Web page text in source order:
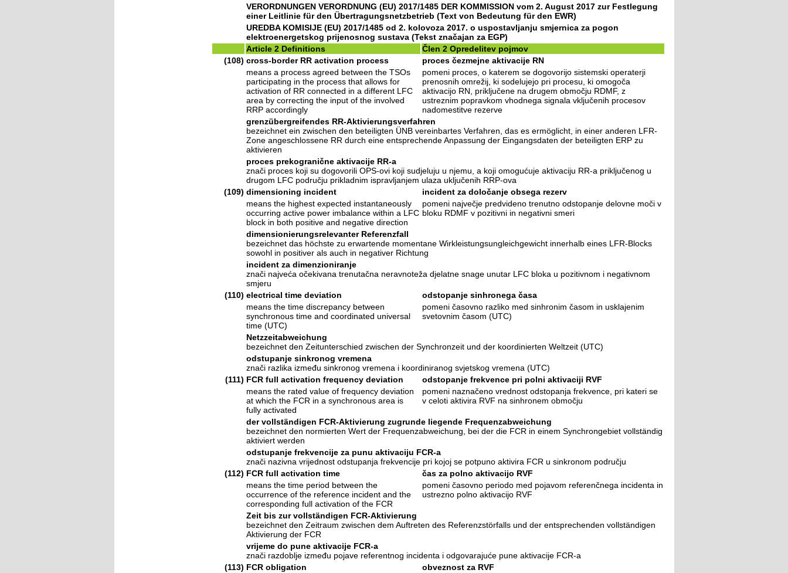
VERORDNUNGEN VERORDNUNG (EU) 2017/1485 DER KOMMISSION vom 2. August 2017 zur Festlegung
einer Leitlinie für den Übertragungsnetzbetrieb (Text von Bedeutung für den EWR)
UREDBA KOMISIJE (EU) 2017/1485 od 2. kolovoza 2017. o uspostavljanju smjernica za pogon
elektroenergetskog prijenosnog sustava (Tekst značajan za EGP)
Article 2 Definitions
Člen 2 Opredelitev pojmov
(108) cross-border RR activation process
proces čezmejne aktivacije RN
means a process agreed between the TSOs
participating in the process that allows for
activation of RR connected in a different LFC
area by correcting the input of the involved
RRP accordingly
pomeni proces, o katerem se dogovorijo sistemski operaterji
prenosnih omrežij, ki sodelujejo pri procesu, ki omogoča
aktivacijo RN, priključene na drugem območju RDMF, z
ustreznim popravkom vhodnega signala vključenih procesov
nadomestitve rezerve
grenzübergreifendes RR-Aktivierungsverfahren
bezeichnet ein zwischen den beteiligten ÜNB vereinbartes Verfahren, das es ermöglicht, in einer anderen LFR-
Zone angeschlossene RR durch eine entsprechende Anpassung der Eingangsdaten der beteiligten ERP zu
aktivieren
proces prekogranične aktivacije RR-a
znači proces koji su dogovorili OPS-ovi koji sudjeluju u njemu, a koji omogućuje aktivaciju RR-a priključenog u
drugom LFC području prikladnim ispravljanjem ulaza uključenih RRP-ova
(109) dimensioning incident
incident za določanje obsega rezerv
means the highest expected instantaneously
occurring active power imbalance within a LFC
block in both positive and negative direction
pomeni največje predvideno trenutno odstopanje delovne moči v
bloku RDMF v pozitivni in negativni smeri
dimensionierungsrelevanter Referenzfall
bezeichnet das höchste zu erwartende momentane Wirkleistungsungleichgewicht innerhalb eines LFR-Blocks
sowohl in positiver als auch in negativer Richtung
incident za dimenzioniranje
znači najveća očekivana trenutačna neravnoteža djelatne snage unutar LFC bloka u pozitivnom i negativnom
smjeru
(110) electrical time deviation
odstopanje sinhronega časa
means the time discrepancy between
synchronous time and coordinated universal
time (UTC)
pomeni časovno razliko med sinhronim časom in usklajenim
svetovnim časom (UTC)
Netzzeitabweichung
bezeichnet den Zeitunterschied zwischen der Synchronzeit und der koordinierten Weltzeit (UTC)
odstupanje sinkronog vremena
znači razlika između sinkronog vremena i koordiniranog svjetskog vremena (UTC)
(111) FCR full activation frequency deviation
odstopanje frekvence pri polni aktivaciji RVF
means the rated value of frequency deviation
at which the FCR in a synchronous area is
fully activated
pomeni naznačeno vrednost odstopanja frekvence, pri kateri se
v celoti aktivira RVF na sinhronem območju
der vollständigen FCR-Aktivierung zugrunde liegende Frequenzabweichung
bezeichnet den normierten Wert der Frequenzabweichung, bei der die FCR in einem Synchrongebiet vollständig
aktiviert werden
odstupanje frekvencije za punu aktivaciju FCR-a
znači nazivna vrijednost odstupanja frekvencije pri kojoj se potpuno aktivira FCR u sinkronom području
(112) FCR full activation time
čas za polno aktivacijo RVF
means the time period between the
occurrence of the reference incident and the
corresponding full activation of the FCR
pomeni časovno periodo med pojavom referenčnega incidenta in
ustrezno polno aktivacijo RVF
Zeit bis zur vollständigen FCR-Aktivierung
bezeichnet den Zeitraum zwischen dem Auftreten des Referenzstörfalls und der entsprechenden vollständigen
Aktivierung der FCR
vrijeme do pune aktivacije FCR-a
znači razdoblje između pojave referentnog incidenta i odgovarajuće pune aktivacije FCR-a
(113) FCR obligation
obveznost za RVF